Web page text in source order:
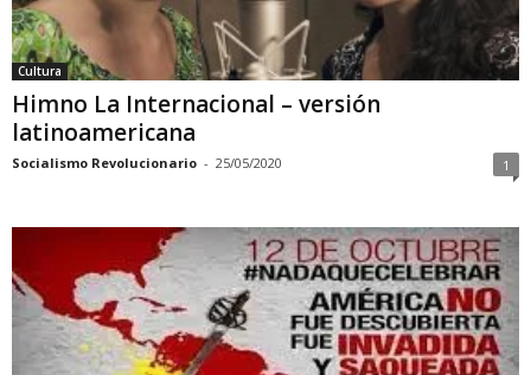
Cultura
Himno La Internacional – versión
latinoamericana
Socialismo Revolucionario - 25/05/2020 1